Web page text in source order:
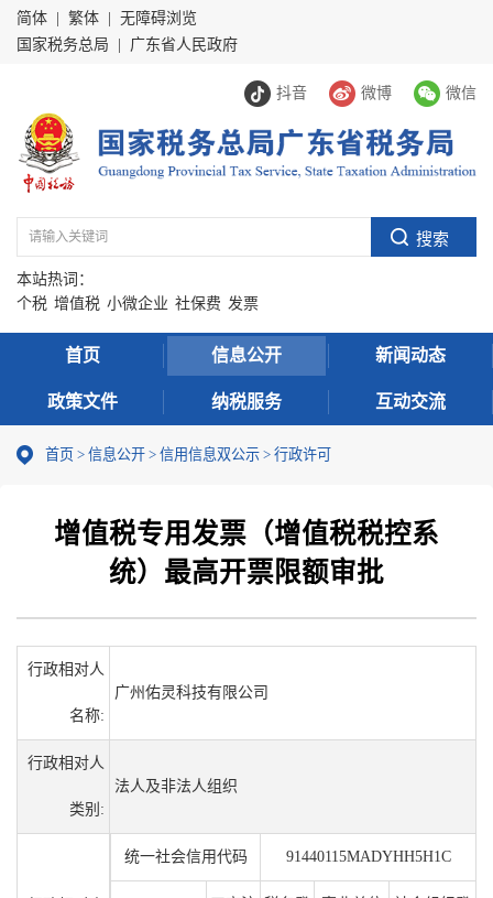
简体 繁体
无障碍浏览
国家税务总局
广东省人民政府
抖音 微博 微信
本站热词：
个税 增值税 小微企业 社保费 发票
首页 信息公开 新闻动态
政策文件 纳税服务 互动交流
首页 > 信息公开 > 信用信息双公示 > 行政许可
增值税专用发票（增值税税控系
统）最高开票限额审批
行政相对人
名称:
广州佑灵科技有限公司
行政相对人
类别:
法人及非法人组织
统一社会信用代码 91440115MADYHH5H1C